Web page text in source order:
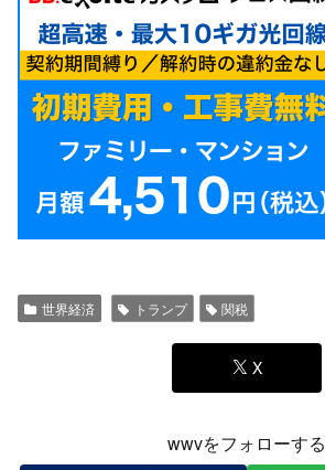
世界経済 トランプ 関税
X
wwvをフォローする